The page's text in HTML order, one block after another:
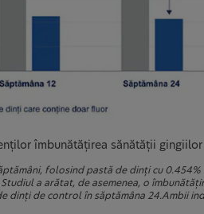
îmbunătăţirea sănătăţii
folosind pastă de dinţi cu
a arătat, de asemenea, o
dinţi de control în săptămâna 24.Ambii